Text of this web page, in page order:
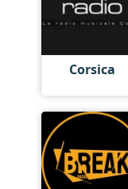
Corsica